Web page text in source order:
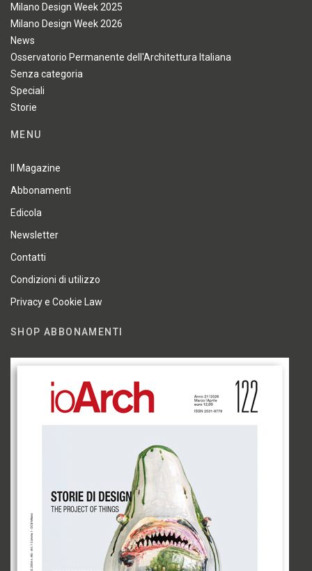
Milano Design Week 2025
Milano Design Week 2026
News
Osservatorio Permanente dell'Architettura Italiana
Senza categoria
Speciali
Storie
MENU
Il Magazine
Abbonamenti
Edicola
Newsletter
Contatti
Condizioni di utilizzo
Privacy e Cookie Law
SHOP ABBONAMENTI